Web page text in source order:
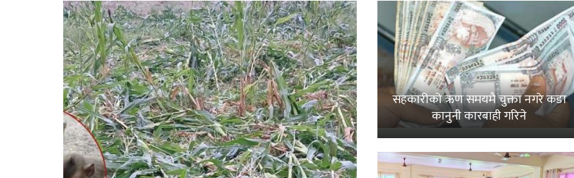
सहकारीको ऋण समयमै चुक्ता नगरे कडा
कानुनी कारबाही गरिने